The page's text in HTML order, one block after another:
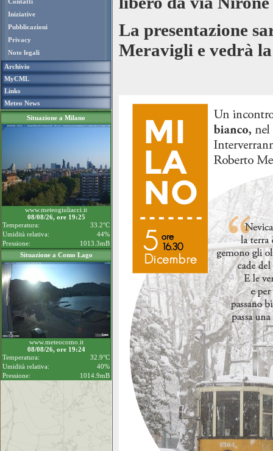
Iniziative
Pubblicazioni
Privacy
Note legali
Archivio
MyCML
Links
Meteo News
Situazione a Milano
www.meteogiuliacci.it
08/08/26, ore 19:25
Temperatura:
33.2°C
Umidità relativa:
44%
Pressione:
1013.3mB
Situazione a Como Lago
www.meteocomo.it
08/08/26, ore 19:24
Temperatura:
32.9°C
Umidità relativa:
40%
Pressione:
1014.9mB
La presentazione
Meravigli e vedrà